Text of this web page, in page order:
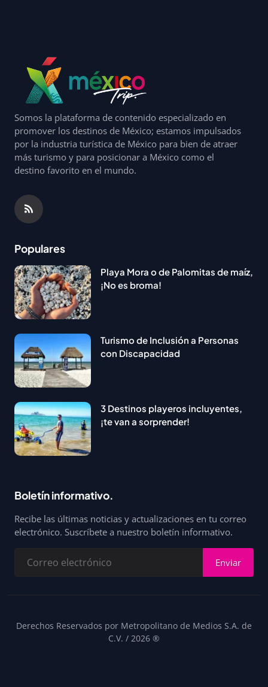
Somos la plataforma de contenido especializado en
promover los destinos de México; estamos impulsados
por la industria turística de México para bien de atraer
más turismo y para posicionar a México como el
destino favorito en el mundo.
Populares
Playa Mora o de Palomitas de maíz,
¡No es broma!
Turismo de Inclusión a Personas
con Discapacidad
3 Destinos playeros incluyentes,
¡te van a sorprender!
Boletín informativo.
Recibe las últimas noticias y actualizaciones en tu correo
electrónico. Suscríbete a nuestro boletín informativo.
Enviar
Derechos Reservados por Metropolitano de Medios S.A. de
C.V. / 2026 ®